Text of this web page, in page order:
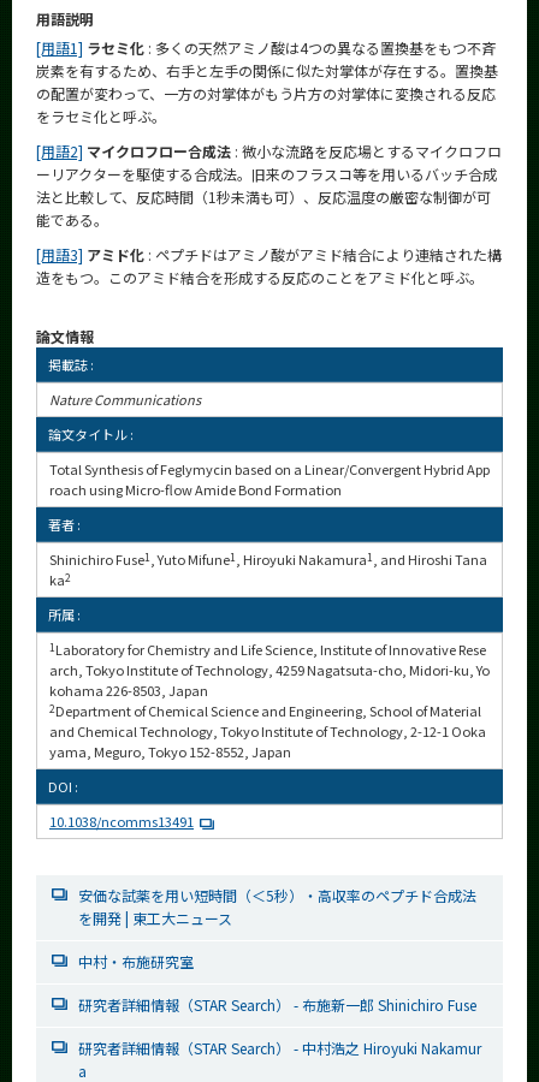
用語説明
[用語1] ラセミ化 : 多くの天然アミノ酸は4つの異なる置換基をもつ不斉
炭素を有するため、右手と左手の関係に似た対掌体が存在する。置換基
の配置が変わって、一方の対掌体がもう片方の対掌体に変換される反応
をラセミ化と呼ぶ。
[用語2] マイクロフロー合成法 : 微小な流路を反応場とするマイクロフロ
ーリアクターを駆使する合成法。旧来のフラスコ等を用いるバッチ合成
法と比較して、反応時間（1秒未満も可）、反応温度の厳密な制御が可
能である。
[用語3] アミド化 : ペプチドはアミノ酸がアミド結合により連結された構
造をもつ。このアミド結合を形成する反応のことをアミド化と呼ぶ。
論文情報
掲載誌 :
Nature Communications
論文タイトル :
Total Synthesis of Feglymycin based on a Linear/Convergent Hybrid App
roach using Micro-flow Amide Bond Formation
著者 :
Shinichiro Fuse1 , Yuto Mifune1 , Hiroyuki Nakamura1
, and Hiroshi Tana
ka2
所属 :
1 Laboratory for Chemistry and Life Science, Institute of Innovative Rese
arch, Tokyo Institute of Technology, 4259 Nagatsuta-cho, Midori-ku, Yo
kohama 226-8503, Japan
2Department of Chemical Science and Engineering, School of Material
and Chemical Technology, Tokyo Institute of Technology, 2-12-1 Ooka
yama, Meguro, Tokyo 152-8552, Japan
DOI :
10.1038/ncomms13491
安価な試薬を用い短時間（＜5秒）・高収率のペプチド合成法
を開発 | 東工大ニュース
中村・布施研究室
研究者詳細情報（STAR Search） - 布施新一郎 Shinichiro Fuse
研究者詳細情報（STAR Search） - 中村浩之 Hiroyuki Nakamur
a